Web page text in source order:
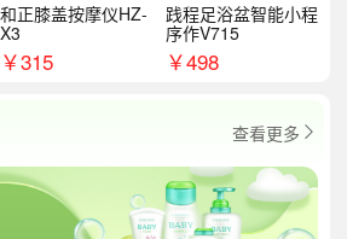
和正膝盖按摩仪HZ-
X3
￥315
践程足浴盆智能小程
序作V715
￥498
查看更多 